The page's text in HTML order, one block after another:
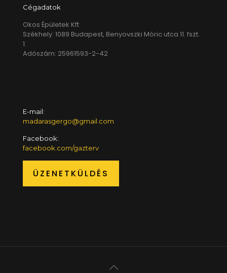
Cégadatok
Okos Épületek Kft
Székhely: 1089 Budapest, Benyovszki Móric utca 11. fszt.
1.
Adószám: 25961593-2-42
E-mail:
madarasgergo@gmail.com
Facebook:
facebook.com/gazterv
ÜZENETKÜLDÉS